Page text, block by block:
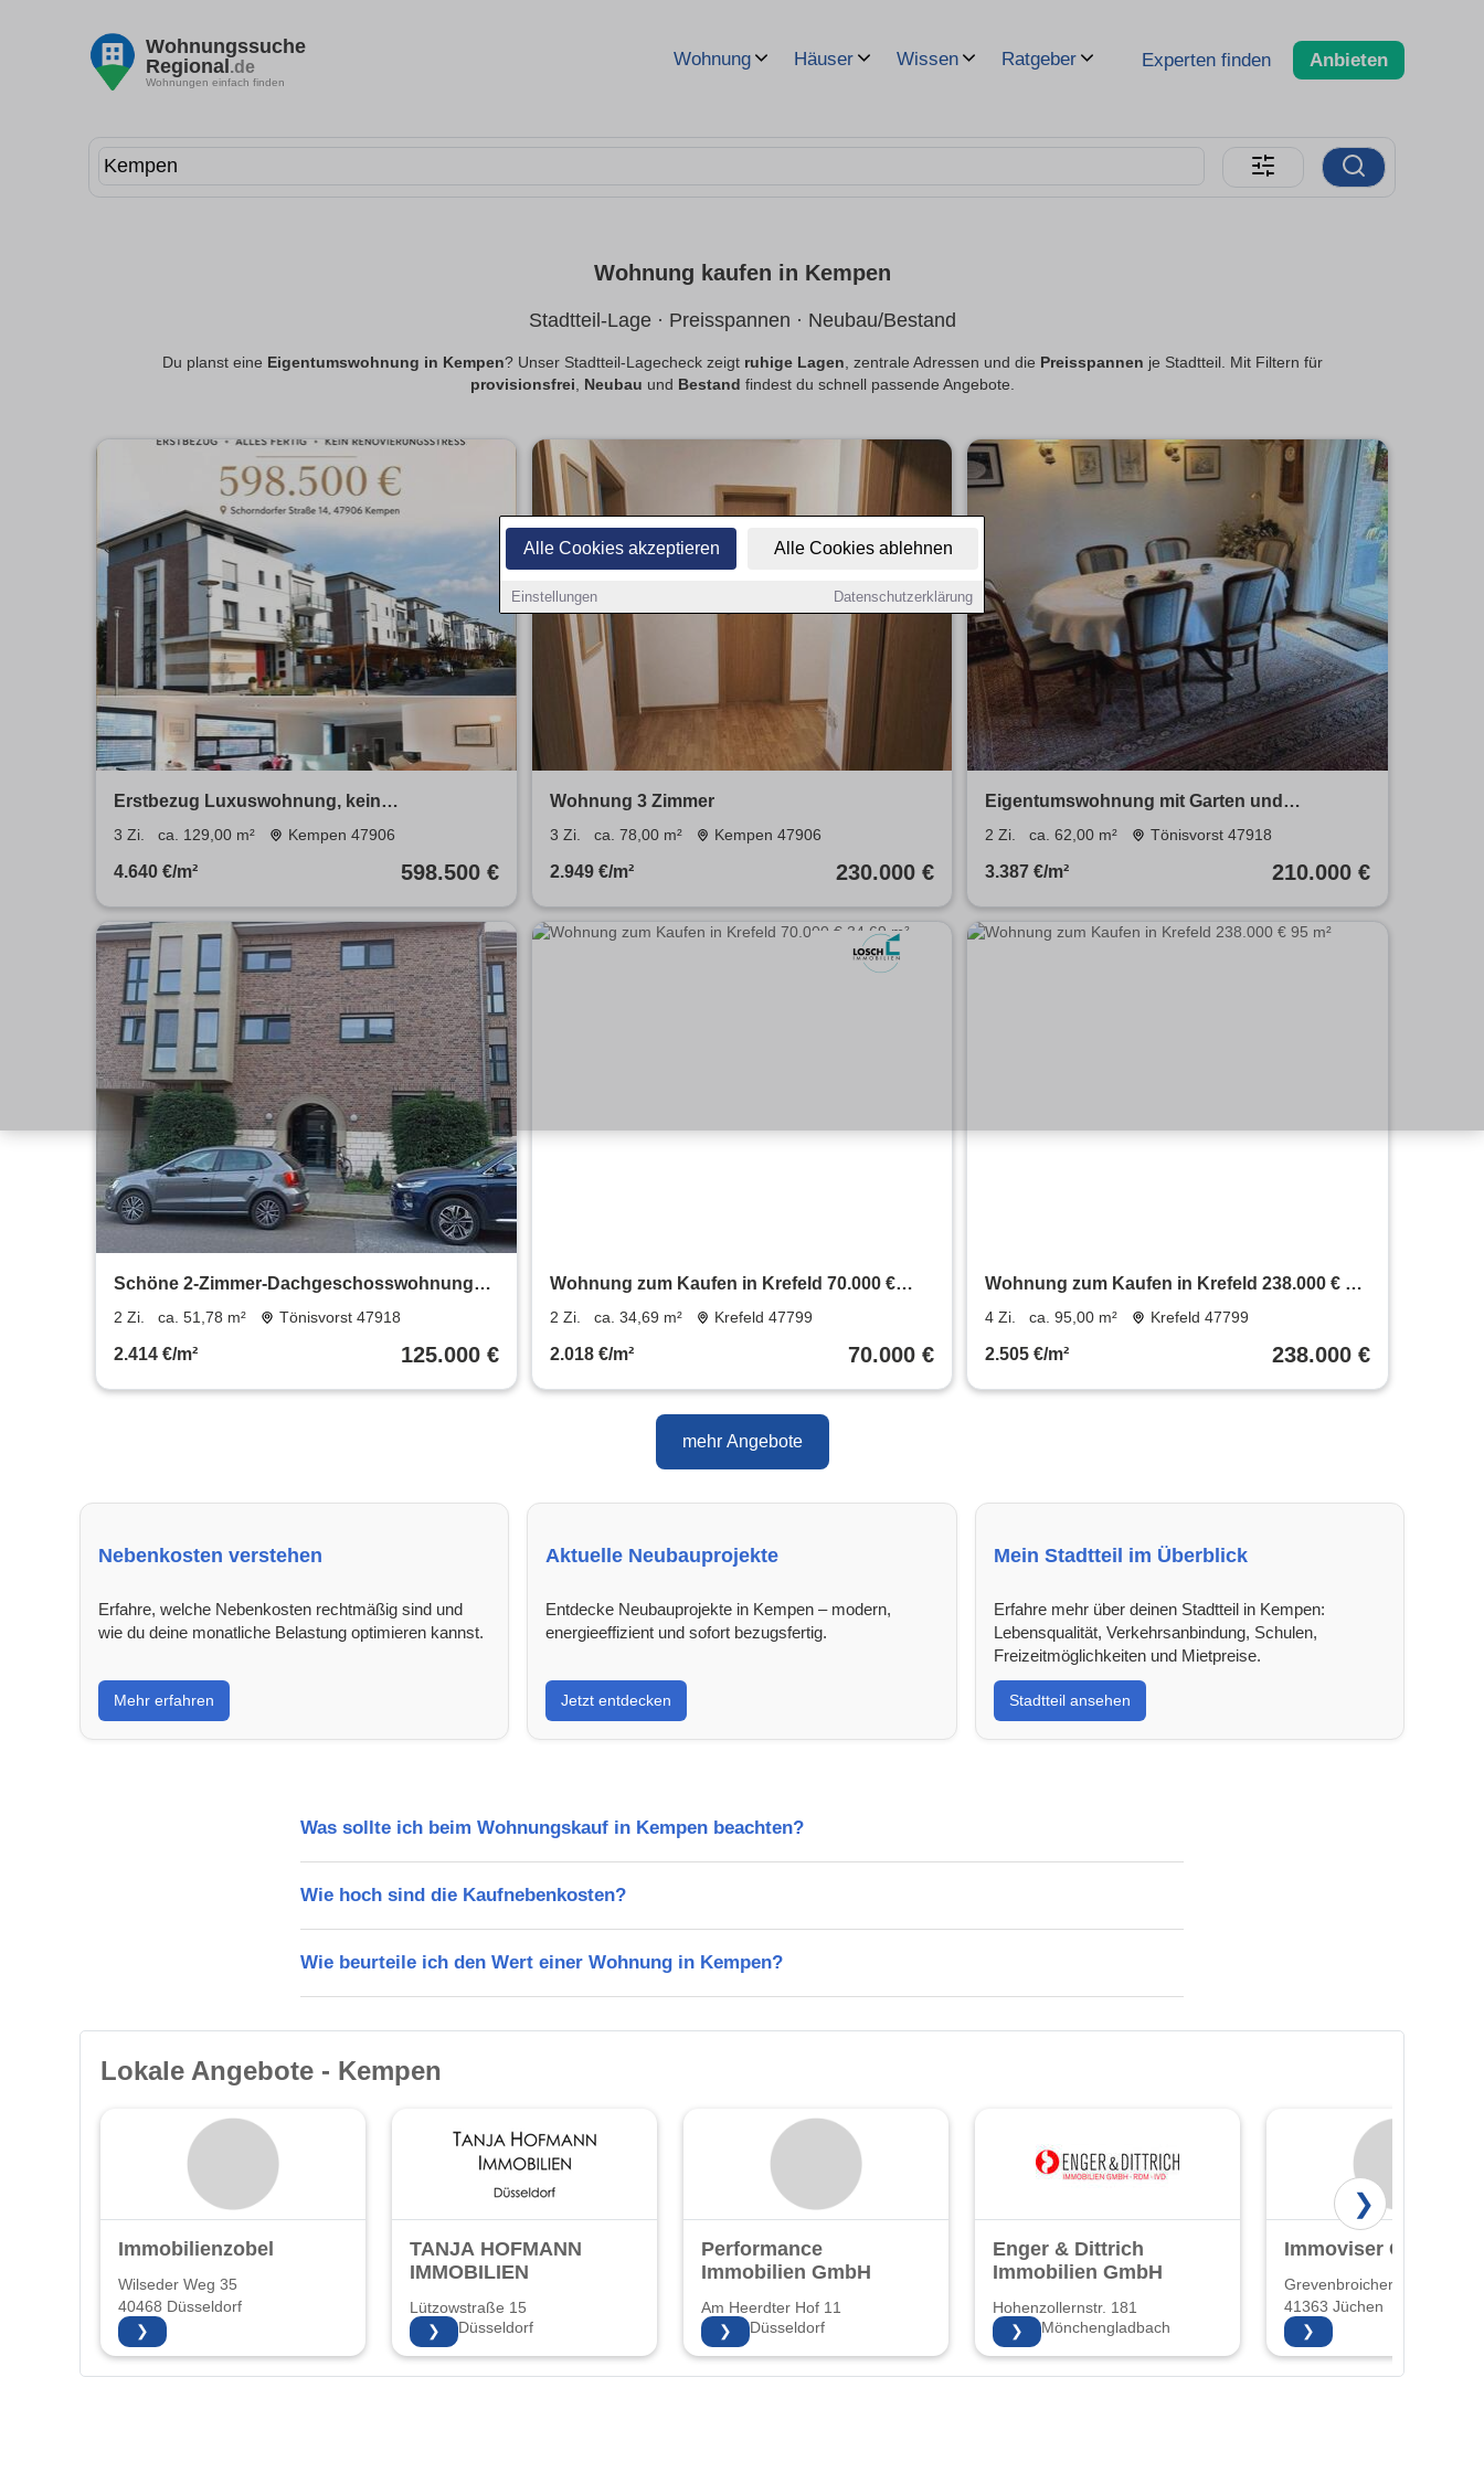
Alle Cookies akzeptieren Alle Cookies ablehnen
Einstellungen Datenschutzerklärung
Wohnungssuche
Regional.de
Wohnungen einfach finden
Wohnung Häuser Wissen Ratgeber Experten finden Anbieten
Wohnung kaufen in Kempen
Stadtteil-Lage · Preisspannen · Neubau/Bestand
Du planst eine Eigentumswohnung in Kempen? Unser Stadtteil-Lagecheck zeigt ruhige Lagen, zentrale Adressen und die Preisspannen je Stadtteil. Mit Filtern für
provisionsfrei, Neubau und Bestand findest du schnell passende Angebote.
Erstbezug Luxuswohnung, kein
Renovierungsstress-alles FERTIG,
3 Zi. ca. 129,00 m² Kempen 47906
4.640 €/m² 598.500 €
Wohnung 3 Zimmer
3 Zi. ca. 78,00 m² Kempen 47906
2.949 €/m² 230.000 €
Eigentumswohnung mit Garten und
Tiefgaragenstellplatz
2 Zi. ca. 62,00 m² Tönisvorst 47918
3.387 €/m² 210.000 €
Schöne 2-Zimmer-Dachgeschosswohnung
mit Stellplatz provisionsfrei
2 Zi. ca. 51,78 m² Tönisvorst 47918
2.414 €/m² 125.000 €
Wohnung zum Kaufen in Krefeld 70.000 €
34.69 m²
2 Zi. ca. 34,69 m² Krefeld 47799
2.018 €/m² 70.000 €
Wohnung zum Kaufen in Krefeld 238.000 € 95
m²
4 Zi. ca. 95,00 m² Krefeld 47799
2.505 €/m² 238.000 €
mehr Angebote
Nebenkosten verstehen
Erfahre, welche Nebenkosten rechtmäßig sind und
wie du deine monatliche Belastung optimieren kannst.
Mehr erfahren
Aktuelle Neubauprojekte
Entdecke Neubauprojekte in Kempen – modern,
energieeffizient und sofort bezugsfertig.
Jetzt entdecken
Mein Stadtteil im Überblick
Erfahre mehr über deinen Stadtteil in Kempen:
Lebensqualität, Verkehrsanbindung, Schulen,
Freizeitmöglichkeiten und Mietpreise.
Stadtteil ansehen
Was sollte ich beim Wohnungskauf in Kempen beachten?
Wie hoch sind die Kaufnebenkosten?
Wie beurteile ich den Wert einer Wohnung in Kempen?
Lokale Angebote - Kempen
Immobilienzobel
Wilseder Weg 35
40468 Düsseldorf
❯
TANJA HOFMANN
IMMOBILIEN
Lützowstraße 15
40476 Düsseldorf
❯
Performance
Immobilien GmbH
Am Heerdter Hof 11
40549 Düsseldorf
❯
Enger & Dittrich
Immobilien GmbH
Hohenzollernstr. 181
41063 Mönchengladbach
❯
Immoviser GmbH
Grevenbroicher Straße 7-11
41363 Jüchen
❯
❯